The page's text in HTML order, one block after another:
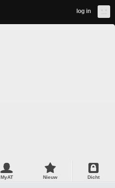
log in
MyAT Nieuw Dicht